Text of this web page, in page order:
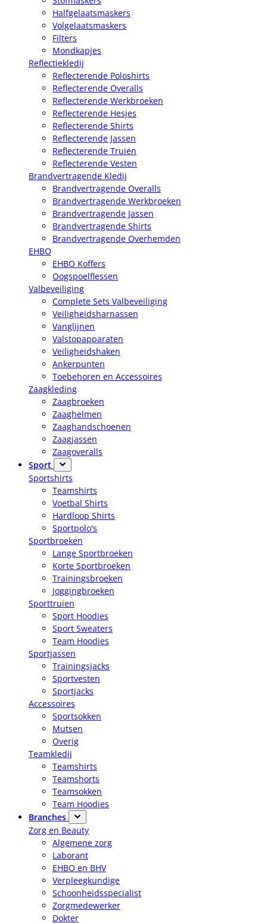
Halfgelaatsmaskers
Volgelaatsmaskers
Filters
Mondkapjes
Reflectiekledij
Reflecterende Poloshirts
Reflecterende Overalls
Reflecterende Werkbroeken
Reflecterende Hesjes
Reflecterende Shirts
Reflecterende Jassen
Reflecterende Truien
Reflecterende Vesten
Brandvertragende Kledij
Brandvertragende Overalls
Brandvertragende Werkbroeken
Brandvertragende Jassen
Brandvertragende Shirts
Brandvertragende Overhemden
EHBO
EHBO Koffers
Oogspoelflessen
Valbeveiliging
Complete Sets Valbeveiliging
Veiligheidsharnassen
Vanglijnen
Valstopapparaten
Veiligheidshaken
Ankerpunten
Toebehoren en Accessoires
Zaagkleding
Zaagbroeken
Zaaghelmen
Zaaghandschoenen
Zaagjassen
Zaagoveralls
Sport
Sportshirts
Teamshirts
Voetbal Shirts
Hardloop Shirts
Sportpolo's
Sportbroeken
Lange Sportbroeken
Korte Sportbroeken
Trainingsbroeken
Joggingbroeken
Sporttruien
Sport Hoodies
Sport Sweaters
Team Hoodies
Sportjassen
Trainingsjacks
Sportvesten
Sportjacks
Accessoires
Sportsokken
Mutsen
Overig
Teamkledij
Teamshirts
Teamshorts
Teamsokken
Team Hoodies
Branches
Zorg en Beauty
Algemene zorg
Laborant
EHBO en BHV
Verpleegkundige
Schoonheidsspecialist
Zorgmedewerker
Dokter